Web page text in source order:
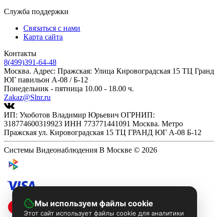
Служба поддержки
Связаться с нами
Карта сайта
Контакты
8(499)391-64-48
Москва. Адрес: Пражская: Улица Кировоградская 15 ТЦ Гранд
ЮГ павильон А-08 / Б-12
Понедельник - пятница 10.00 - 18.00 ч.
Zakaz@Slnr.ru
ИП: Ухоботов Владимир Юрьевич ОГРНИП:
318774600319923 ИНН 773771441091 Москва. Метро
Пражская ул. Кировоградская 15 ТЦ ГРАНД ЮГ А-08 Б-12
Системы Видеонаблюдения В Москве © 2026
Мы используем файлы cookie
Этот сайт использует файлы cookie для аналитики